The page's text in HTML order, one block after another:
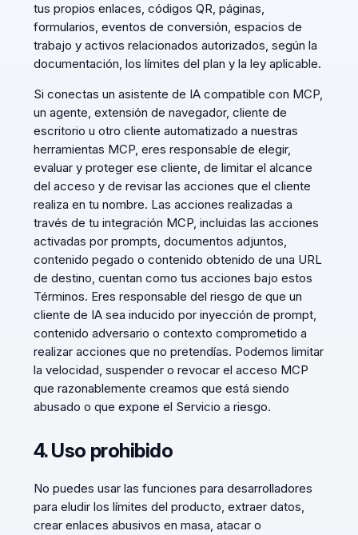
tus propios enlaces, códigos QR, páginas,
formularios, eventos de conversión, espacios de
trabajo y activos relacionados autorizados, según la
documentación, los límites del plan y la ley aplicable.
Si conectas un asistente de IA compatible con MCP,
un agente, extensión de navegador, cliente de
escritorio u otro cliente automatizado a nuestras
herramientas MCP, eres responsable de elegir,
evaluar y proteger ese cliente, de limitar el alcance
del acceso y de revisar las acciones que el cliente
realiza en tu nombre. Las acciones realizadas a
través de tu integración MCP, incluidas las acciones
activadas por prompts, documentos adjuntos,
contenido pegado o contenido obtenido de una URL
de destino, cuentan como tus acciones bajo estos
Términos. Eres responsable del riesgo de que un
cliente de IA sea inducido por inyección de prompt,
contenido adversario o contexto comprometido a
realizar acciones que no pretendías. Podemos limitar
la velocidad, suspender o revocar el acceso MCP
que razonablemente creamos que está siendo
abusado o que expone el Servicio a riesgo.
4. Uso prohibido
No puedes usar las funciones para desarrolladores
para eludir los límites del producto, extraer datos,
crear enlaces abusivos en masa, atacar o